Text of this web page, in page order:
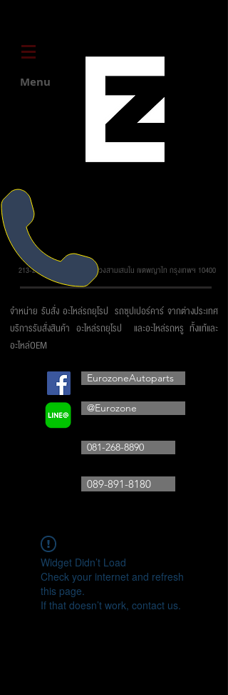
Menu
213-215 ถ.วิภาวดี รังสิต แขวงสามเสนใน เขตพญาไท กรุงเทพฯ 10400
จำหน่าย รับสั่ง อะไหล่รถยุโรป รถซุปเปอร์คาร์ จากต่างประเทศ
บริการรับสั่งสินค้า อะไหล่รถยุโรป และอะไหล่รถหรู ทั้งแท้และ
อะไหล่OEM
EurozoneAutoparts
@Eurozone
081-268-8890
089-891-8180
Widget Didn’t Load
Check your internet and refresh
this page.
If that doesn’t work, contact us.